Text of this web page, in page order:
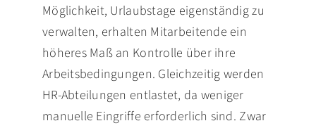
Möglichkeit, Urlaubstage eigenständig zu
verwalten, erhalten Mitarbeitende ein
höheres Maß an Kontrolle über ihre
Arbeitsbedingungen. Gleichzeitig werden
HR-Abteilungen entlastet, da weniger
manuelle Eingriffe erforderlich sind. Zwar